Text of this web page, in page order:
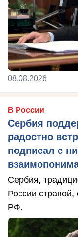
08.08.2026
В России
Сербия
радостно
подписал с
Сербия,
России страной,
РФ.